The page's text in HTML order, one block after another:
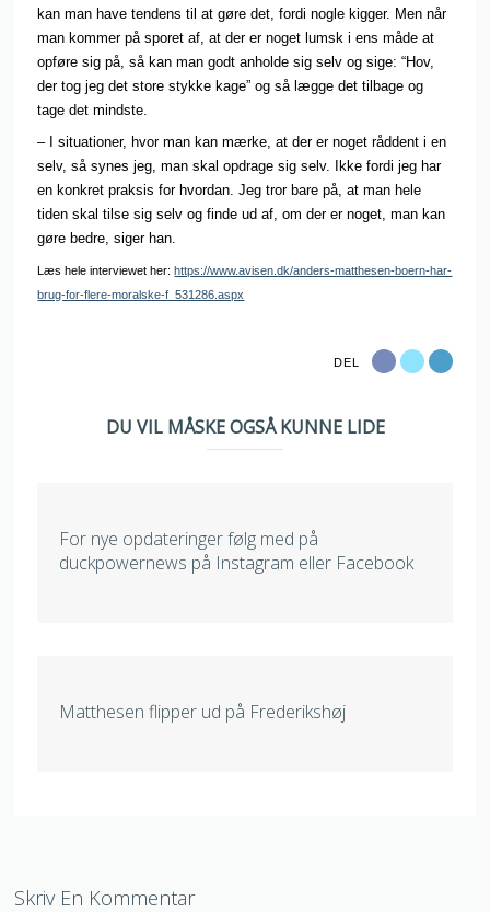
kan man have tendens til at gøre det, fordi nogle kigger. Men når
man kommer på sporet af, at der er noget lumsk i ens måde at
opføre sig på, så kan man godt anholde sig selv og sige: “Hov,
der tog jeg det store stykke kage” og så lægge det tilbage og
tage det mindste.
– I situationer, hvor man kan mærke, at der er noget råddent i en
selv, så synes jeg, man skal opdrage sig selv. Ikke fordi jeg har
en konkret praksis for hvordan. Jeg tror bare på, at man hele
tiden skal tilse sig selv og finde ud af, om der er noget, man kan
gøre bedre, siger han.
Læs hele interviewet her:https://www.avisen.dk/anders-matthesen-boern-har-
brug-for-flere-moralske-f_531286.aspx
DEL
DU VIL MÅSKE OGSÅ KUNNE LIDE
For nye opdateringer følg med på
duckpowernews på Instagram eller Facebook
Matthesen flipper ud på Frederikshøj
Skriv En Kommentar